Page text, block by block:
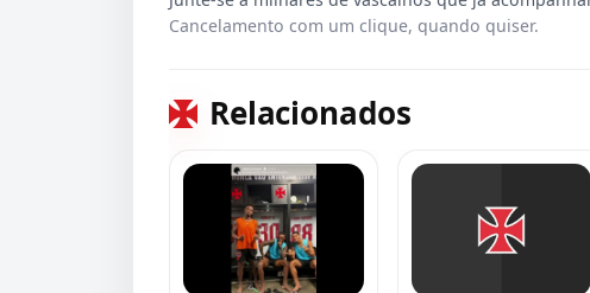
Cancelamento com um clique, quando quiser.
Relacionados